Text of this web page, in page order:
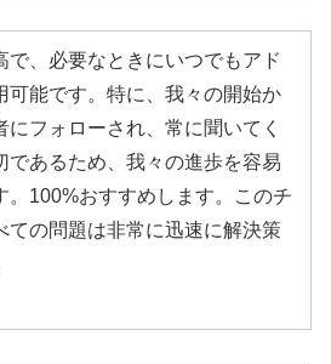
で、必要なときにいつでもアド
可能です。特に、我々の開始か
にフォローされ、常に聞いてく
であるため、我々の進歩を容易
。100%おすすめします。このチ
ての問題は非常に迅速に解決策